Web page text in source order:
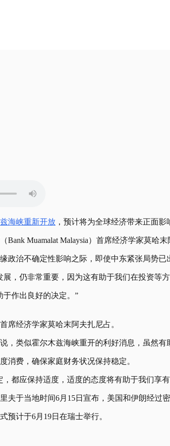
海峡重新开放 ，预计将为全球经济带来正面
Bank Muamalat Malaysia）首席经济学家莫
政治不确定性影响之际，即使中东紧张局势
展，仍非常重要，因为这有助于我们在投资等
于作出良好的决定。”
席经济学家莫哈末阿夫扎尼占。
，类似霍尔木兹海峡重开的利好消息，虽然
消费，确保家庭财务状况保持稳定。
都应保持适度，适度的态度将有助于我们享
夫于当地时间6月15日宣布，美国和伊朗经
预计于6月19日在瑞士举行。